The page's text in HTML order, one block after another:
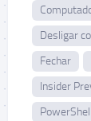
Desligar
Fechar
Insider
PowerShell